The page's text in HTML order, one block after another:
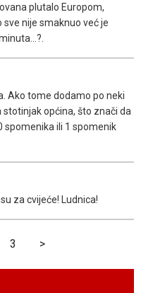
plutalo Europom,
nije smaknuo već je
Ako tome dodamo po neki
općina, što znači da
spomenika ili 1 spomenik
za cvijeće! Ludnica!
3 >